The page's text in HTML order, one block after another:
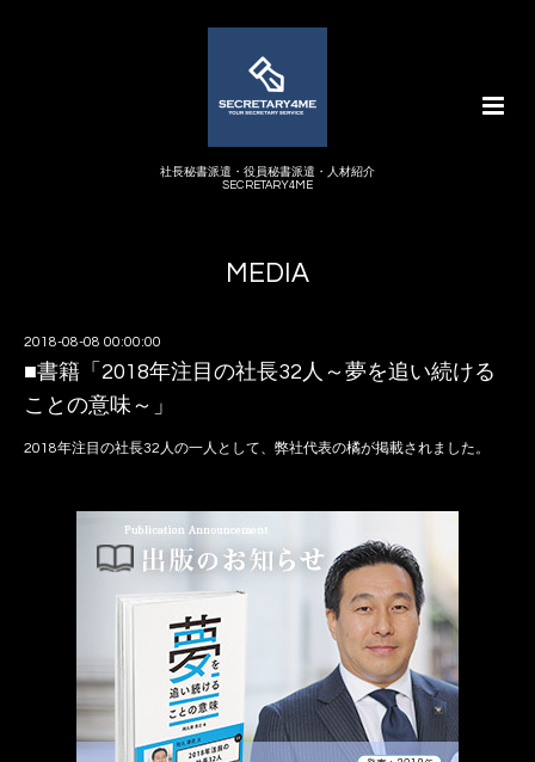
社長秘書派遣・役員秘書派遣・人材紹介
SECRETARY4ME
MEDIA
2018-08-08 00:00:00
■書籍「2018年注目の社長32人～夢を追い続ける
ことの意味～」
2018年注目の社長32人の一人として、弊社代表の橘が掲載されました。